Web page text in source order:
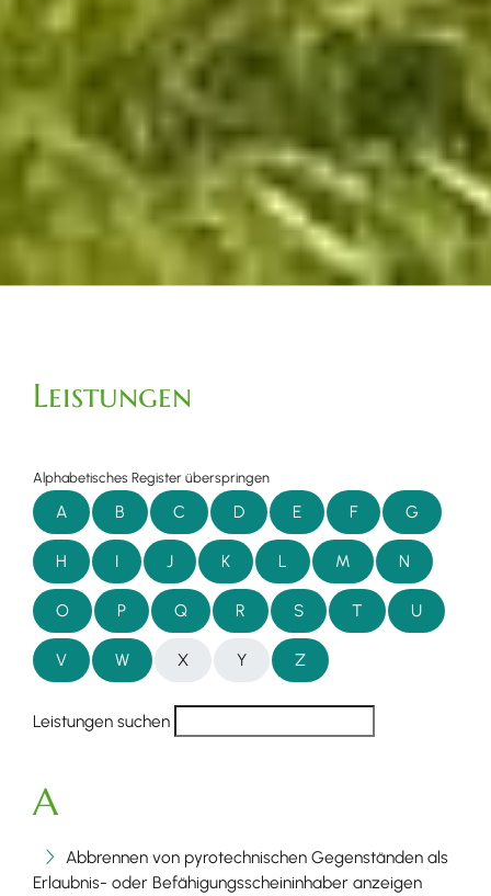
Leistungen
Alphabetisches Register überspringen
A B C D E F G
H I J K L M N
O P Q R S T U
V W X Y Z
Leistungen suchen
A
Abbrennen von pyrotechnischen Gegenständen als
Erlaubnis- oder Befähigungsscheininhaber anzeigen